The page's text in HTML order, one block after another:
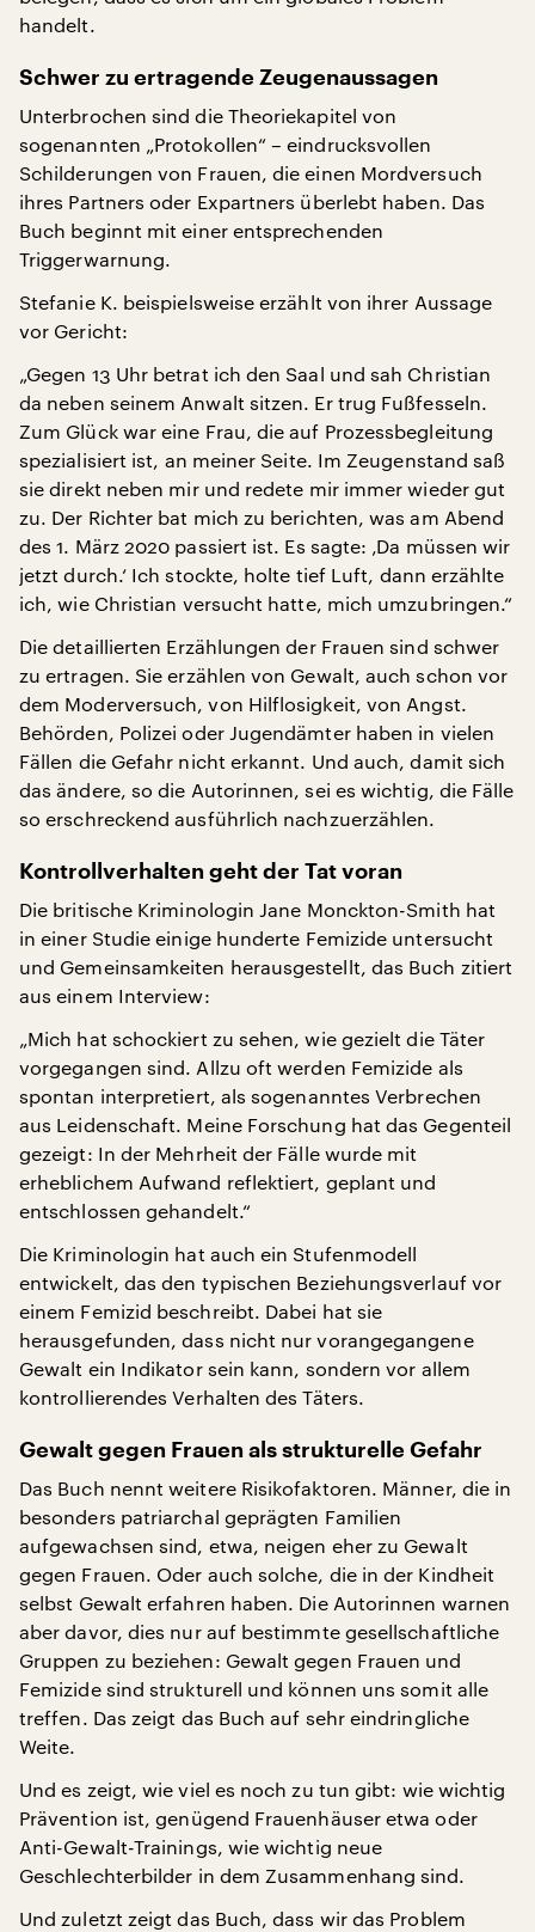
handelt.
Schwer zu ertragende Zeugenaussagen
Unterbrochen sind die Theoriekapitel von
sogenannten „Protokollen“ – eindrucksvollen
Schilderungen von Frauen, die einen Mordversuch
ihres Partners oder Expartners überlebt haben. Das
Buch beginnt mit einer entsprechenden
Triggerwarnung.
Stefanie K. beispielsweise erzählt von ihrer Aussage
vor Gericht:
„Gegen 13 Uhr betrat ich den Saal und sah Christian
da neben seinem Anwalt sitzen. Er trug Fußfesseln.
Zum Glück war eine Frau, die auf Prozessbegleitung
spezialisiert ist, an meiner Seite. Im Zeugenstand saß
sie direkt neben mir und redete mir immer wieder gut
zu. Der Richter bat mich zu berichten, was am Abend
des 1. März 2020 passiert ist. Es sagte: ‚Da müssen wir
jetzt durch.‘ Ich stockte, holte tief Luft, dann erzählte
ich, wie Christian versucht hatte, mich umzubringen.“
Die detaillierten Erzählungen der Frauen sind schwer
zu ertragen. Sie erzählen von Gewalt, auch schon vor
dem Moderversuch, von Hilflosigkeit, von Angst.
Behörden, Polizei oder Jugendämter haben in vielen
Fällen die Gefahr nicht erkannt. Und auch, damit sich
das ändere, so die Autorinnen, sei es wichtig, die Fälle
so erschreckend ausführlich nachzuerzählen.
Kontrollverhalten geht der Tat voran
Die britische Kriminologin Jane Monckton-Smith hat
in einer Studie einige hunderte Femizide untersucht
und Gemeinsamkeiten herausgestellt, das Buch zitiert
aus einem Interview:
„Mich hat schockiert zu sehen, wie gezielt die Täter
vorgegangen sind. Allzu oft werden Femizide als
spontan interpretiert, als sogenanntes Verbrechen
aus Leidenschaft. Meine Forschung hat das Gegenteil
gezeigt: In der Mehrheit der Fälle wurde mit
erheblichem Aufwand reflektiert, geplant und
entschlossen gehandelt.“
Die Kriminologin hat auch ein Stufenmodell
entwickelt, das den typischen Beziehungsverlauf vor
einem Femizid beschreibt. Dabei hat sie
herausgefunden, dass nicht nur vorangegangene
Gewalt ein Indikator sein kann, sondern vor allem
kontrollierendes Verhalten des Täters.
Gewalt gegen Frauen als strukturelle Gefahr
Das Buch nennt weitere Risikofaktoren. Männer, die in
besonders patriarchal geprägten Familien
aufgewachsen sind, etwa, neigen eher zu Gewalt
gegen Frauen. Oder auch solche, die in der Kindheit
selbst Gewalt erfahren haben. Die Autorinnen warnen
aber davor, dies nur auf bestimmte gesellschaftliche
Gruppen zu beziehen: Gewalt gegen Frauen und
Femizide sind strukturell und können uns somit alle
treffen. Das zeigt das Buch auf sehr eindringliche
Weite.
Und es zeigt, wie viel es noch zu tun gibt: wie wichtig
Prävention ist, genügend Frauenhäuser etwa oder
Anti-Gewalt-Trainings, wie wichtig neue
Geschlechterbilder in dem Zusammenhang sind.
Und zuletzt zeigt das Buch, dass wir das Problem